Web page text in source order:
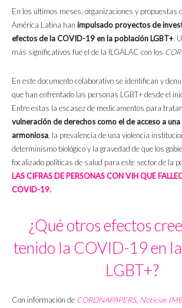
En los últimos meses, organizaciones y propuestas
América Latina han impulsado proyectos de
efectos de la COVID-19en la población LGBT+.
más significativos fue el de la ILGALAC con los
En este documento colaborativo se identifican y
que han enfrentado las personas LGBT+ desde el
Entre estas la escasez de medicamentos para
vulneración de derechos como el de acceso a
armoniosa , la prevalencia de una violencia
determinismo biológico y la gravedad de que los
focalizado políticas de salud para este sector de la
LAS CIFRAS DE PERSONAS CON VIH QUE
COVID-19.
¿Qué otros efectos
tenido la COVID-19 en
LGBT+?
Con información de CORONAPAPERS, Noticias